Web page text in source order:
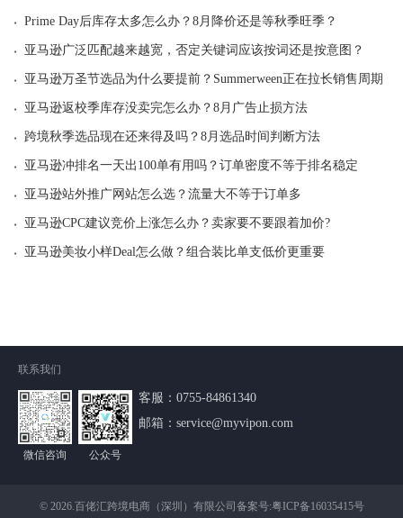
· Prime Day后库存太多怎么办？8月降价还是等秋季旺季？
· 亚马逊广泛匹配越来越宽，否定关键词应该按词还是按意图？
· 亚马逊万圣节选品为什么要提前？Summerween正在拉长销售周期
· 亚马逊返校季库存没卖完怎么办？8月广告止损方法
· 跨境秋季选品现在还来得及吗？8月选品时间判断方法
· 亚马逊冲排名一天出100单有用吗？订单密度不等于排名稳定
· 亚马逊站外推广网站怎么选？流量大不等于订单多
· 亚马逊CPC建议竞价上涨怎么办？卖家要不要跟着加价?
· 亚马逊美妆小样Deal怎么做？组合装比单支低价更重要
联系我们
微信咨询 公众号
客服：0755-84861340
邮箱：service@myvipon.com
© 2026.百佬汇跨境电商（深圳）有限公司备案号:粤ICP备16035415号